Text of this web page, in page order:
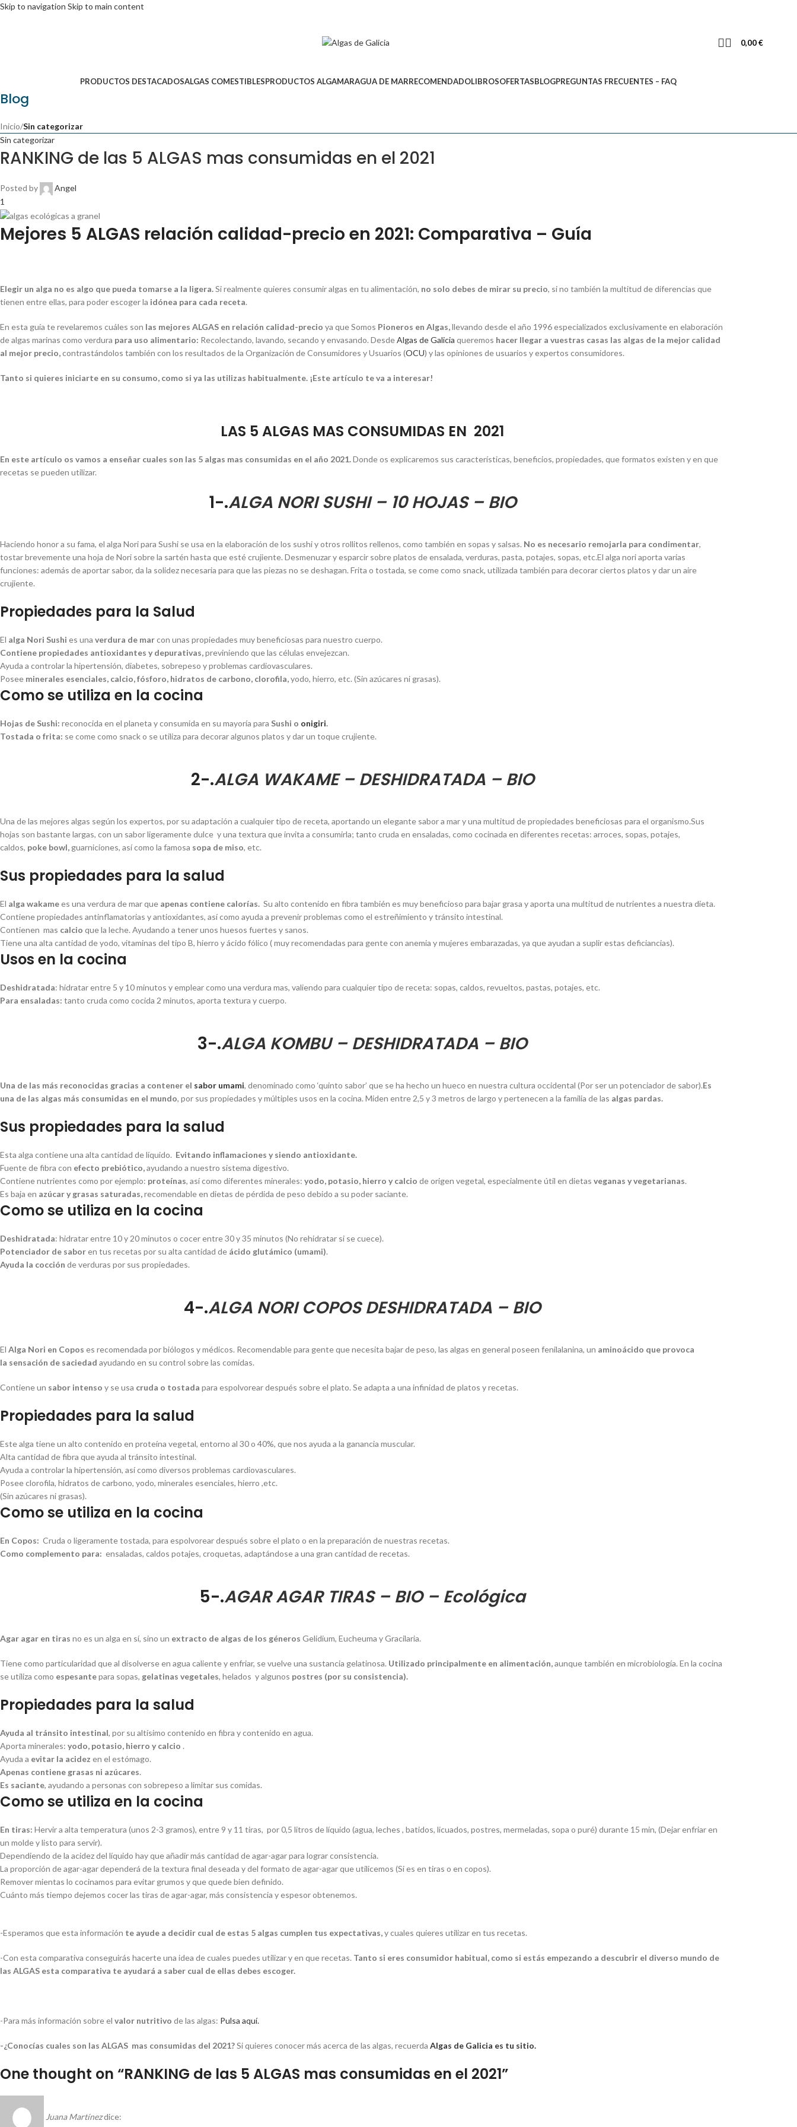
Skip to navigation Skip to main content
0,00€
PRODUCTOS DESTACADOSALGAS COMESTIBLESPRODUCTOS ALGAMARAGUA DE MARRECOMENDADOLIBROSOFERTASBLOGPREGUNTAS FRECUENTES – FAQ
Blog
Inicio/Sin categorizar
Sin categorizar
RANKING de las 5 ALGAS mas consumidas en el 2021
Posted by
Angel
1
Mejores 5 ALGAS relación calidad-precio en 2021: Comparativa – Guía
Elegir un alga no es algo que pueda tomarse a la ligera.Si realmente quieres consumir algas en tu alimentación, no solo debes de mirar su precio, si no también la multitud de diferencias que
tienen entre ellas, para poder escoger la idónea para cada receta.
En esta guía te revelaremos cuáles son las mejores ALGAS en relación calidad-precio ya que Somos Pioneros en Algas,llevando desde el año 1996 especializados exclusivamente en elaboración
de algas marinas como verdura para uso alimentario: Recolectando, lavando, secando y envasando. DesdeAlgas de Galicia queremos hacer llegar a vuestras casas las algas de la mejor calidad
al mejor precio,contrastándolos también con los resultados de la Organización de Consumidores y Usuarios (OCU) y las opiniones de usuarios y expertos consumidores.
Tanto si quieres iniciarte en su consumo, como si ya las utilizas habitualmente. ¡Este artículo te va a interesar!
LAS 5 ALGAS MAS CONSUMIDAS EN 2021
En este artículo os vamos a enseñar cuales son las 5 algas mas consumidas en el año 2021.Donde os explicaremos sus características, beneficios, propiedades, que formatos existen y en que
recetas se pueden utilizar.
1-.ALGA NORI SUSHI – 10 HOJAS – BIO
Haciendo honor a su fama, el alga Nori para Sushi se usa en la elaboración de los sushi y otros rollitos rellenos, como también en sopas y salsas. No es necesario remojarla para condimentar,
tostar brevemente una hoja de Nori sobre la sartén hasta que esté crujiente. Desmenuzar y esparcir sobre platos de ensalada, verduras, pasta, potajes, sopas, etc.El alga nori aporta varias
funciones: además de aportar sabor, da la solidez necesaria para que las piezas no se deshagan. Frita o tostada, se come como snack, utilizada también para decorar ciertos platos y dar un aire
crujiente.
Propiedades para la Salud
El alga Nori Sushi es una verdura de marcon unas propiedades muy beneficiosas para nuestro cuerpo.
Contiene propiedades antioxidantes y depurativas,previniendo que las células envejezcan.
Ayuda a controlar la hipertensión, diabetes, sobrepeso y problemas cardiovasculares.
Posee minerales esenciales, calcio, fósforo, hidratos de carbono, clorofila,yodo, hierro, etc. (Sin azúcares ni grasas).
Como se utiliza en la cocina
Hojas de Sushi: reconocida en el planeta y consumida en su mayoría para Sushi o onigiri.
Tostada o frita: se come como snack o se utiliza para decorar algunos platos y dar un toque crujiente.
2-.ALGA WAKAME – DESHIDRATADA – BIO
Una de las mejores algas según los expertos, por su adaptación a cualquier tipo de receta, aportando un elegante sabor a mar y una multitud de propiedades beneficiosas para el organismo.Sus
hojas son bastante largas, con un sabor ligeramente dulce y una textura que invita a consumirla; tanto cruda en ensaladas, como cocinada en diferentes recetas: arroces, sopas, potajes,
caldos, poke bowl, guarniciones, así como la famosa sopa de miso, etc.
Sus propiedades para la salud
El alga wakamees una verdura de mar que apenas contiene calorías. Su alto contenido en fibra también es muy beneficioso para bajar grasa y aporta una multitud de nutrientes a nuestra dieta.
Contiene propiedades antinflamatorias y antioxidantes, así como ayuda a prevenir problemas como el estreñimiento y tránsito intestinal.
Contienen mas calcio que la leche. Ayudando a tener unos huesos fuertes y sanos.
Tiene una alta cantidad de yodo, vitaminas del tipo B, hierro y ácido fólico ( muy recomendadas para gente con anemia y mujeres embarazadas, ya que ayudan a suplir estas deficiancias).
Usos en la cocina
Deshidratada: hidratar entre 5 y 10 minutos y emplear como una verdura mas, valiendo para cualquier tipo de receta: sopas, caldos, revueltos, pastas, potajes, etc.
Para ensaladas: tanto cruda como cocida 2 minutos, aporta textura y cuerpo.
3-.ALGA KOMBU – DESHIDRATADA – BIO
Una de las más reconocidas gracias a contener el sabor umami, denominado como ‘quinto sabor’ que se ha hecho un hueco en nuestra cultura occidental (Por ser un potenciador de sabor).Es
una de las algas más consumidas en el mundo, por sus propiedades y múltiples usos en la cocina. Miden entre 2,5 y 3 metros de largo y pertenecen a la familia de las algas pardas.
Sus propiedades para la salud
Esta alga contiene una alta cantidad de líquido. Evitando inflamaciones y siendo antioxidante.
Fuente de fibra con efecto prebiótico,ayudando a nuestro sistema digestivo.
Contiene nutrientes como por ejemplo: proteínas, así como diferentes minerales: yodo, potasio, hierro y calcio de origen vegetal, especialmente útil en dietas veganas y vegetarianas.
Es baja en azúcar y grasas saturadas,recomendable en dietas de pérdida de peso debido a su poder saciante.
Como se utiliza en la cocina
Deshidratada: hidratar entre 10 y 20 minutos o cocer entre 30 y 35 minutos (No rehidratar si se cuece).
Potenciador de saboren tus recetas por su alta cantidad de ácido glutámico (umami).
Ayuda la cocción de verduras por sus propiedades.
4-.ALGA NORI COPOS DESHIDRATADA – BIO
El Alga Nori en Copos es recomendada por biólogos y médicos. Recomendable para gente que necesita bajar de peso, las algas en general poseen fenilalanina, un aminoácido que provoca
la sensación de saciedad ayudando en su control sobre las comidas.
Contiene un sabor intenso y se usa cruda o tostada para espolvorear después sobre el plato. Se adapta a una infinidad de platos y recetas.
Propiedades para la salud
Este alga tiene un alto contenido en proteína vegetal, entorno al 30 o 40%, que nos ayuda a la ganancia muscular.
Alta cantidad de fibra que ayuda al tránsito intestinal.
Ayuda a controlar la hipertensión, así como diversos problemas cardiovasculares.
Posee clorofila, hidratos de carbono, yodo, minerales esenciales, hierro ,etc.
(Sin azúcares ni grasas).
Como se utiliza en la cocina
En Copos: Cruda o ligeramente tostada, para espolvorear después sobre el plato o en la preparación de nuestras recetas.
Como complemento para: ensaladas, caldos potajes, croquetas, adaptándose a una gran cantidad de recetas.
5-.AGAR AGAR TIRAS – BIO – Ecológica
Agar agar en tiras no es un alga en sí, sino un extracto de algas de los géneros Gelidium, Eucheuma yGracilaria.
Tiene como particularidad que al disolverse en agua caliente y enfriar, se vuelve una sustancia gelatinosa. Utilizado principalmente en alimentación,aunque también en microbiología. En la cocina
se utiliza como espesantepara sopas, gelatinas vegetales, helados y algunos postres (por su consistencia).
Propiedades para la salud
Ayuda al tránsito intestinal, por su altísimo contenido en fibra y contenido en agua.
Aporta minerales: yodo, potasio, hierro y calcio .
Ayuda a evitar la acidez en el estómago.
Apenas contiene grasas ni azúcares.
Es saciante, ayudando a personas con sobrepeso a limitar sus comidas.
Como se utiliza en la cocina
En tiras: Hervir a alta temperatura (unos 2-3 gramos), entre 9 y 11 tiras, por 0,5 litros de líquido (agua, leches , batidos, licuados, postres, mermeladas, sopa o puré) durante 15 min, (Dejar enfriar en
un molde y listo para servir).
Dependiendo de la acidez del líquido hay que añadir más cantidad de agar-agar para lograr consistencia.
La proporción de agar-agar dependerá de la textura final deseada y del formato de agar-agar que utilicemos (Si es en tiras o en copos).
Remover mientas lo cocinamos para evitar grumos y que quede bien definido.
Cuánto más tiempo dejemos cocer las tiras de agar-agar, más consistencia y espesor obtenemos.
-Esperamos que esta información te ayude a decidir cual de estas 5 algas cumplen tus expectativas,y cuales quieres utilizar en tus recetas.
-Con esta comparativa conseguirás hacerte una idea de cuales puedes utilizar y en que recetas. Tanto si eres consumidor habitual, como si estás empezando a descubrir el diverso mundo de
las ALGAS esta comparativa te ayudará a saber cual de ellas debes escoger.
-Para más información sobre el valor nutritivo de las algas: Pulsa aquí.
-¿Conocías cuales son las ALGAS mas consumidas del 2021?Si quieres conocer más acerca de las algas, recuerda Algas de Galicia es tu sitio.
One thought on “RANKING de las 5 ALGAS mas consumidas en el 2021”
Juana Martínezdice: